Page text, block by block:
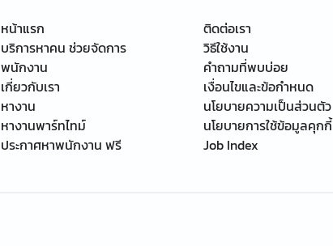
หน้าแรก
บริการหาคน ช่วยจัดการ
พนักงาน
เกี่ยวกับเรา
หางาน
หางานพาร์ทไทม์
ประกาศหาพนักงาน ฟรี
ติดต่อเรา
วิธีใช้งาน
คำถามที่พบบ่อย
เงื่อนไขและข้อกำหนด
นโยบายความเป็นส่วนตัว
นโยบายการใช้ข้อมูลคุกกี้
Job Index